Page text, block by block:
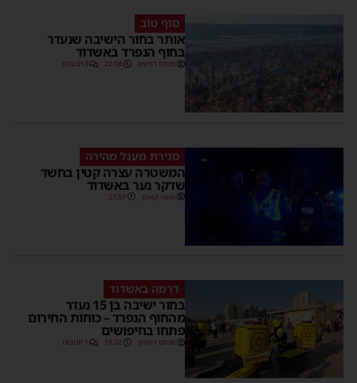
סוף טוב
אותר בחור הישיבה שנעדר
בחוף הנפרד באשדוד
מנחם דויטש 22:08 3 תגובות
סגירת מעגל מהירה
המשטרה עצרה קטין בחשד
שדקר נער באשדוד
משה קאהן 21:59
דרמה באשדוד
בחור ישיבה בן 15 נעדר
מהחוף הנפרד – כוחות החירום
פתחו בחיפושים
מנחם דויטש 18:32 1 תגובות